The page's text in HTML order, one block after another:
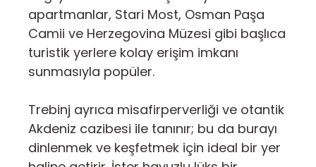
apartmanlar, Stari Most, Osman Paşa
Camii ve Herzegovina Müzesi gibi başlıca
turistik yerlere kolay erişim imkanı
sunmasıyla popüler.
Trebinj ayrıca misafirperverliği ve otantik
Akdeniz cazibesi ile tanınır; bu da burayı
dinlenmek ve keşfetmek için ideal bir yer